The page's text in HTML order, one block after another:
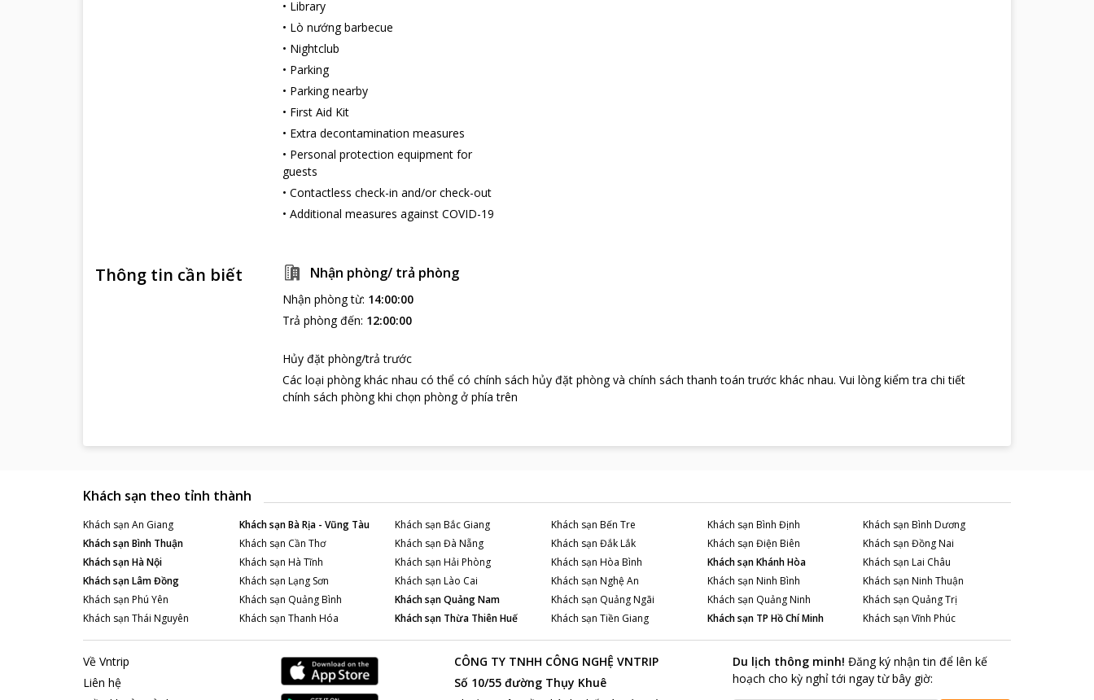
• Library
• Lò nướng barbecue
• Nightclub
• Parking
• Parking nearby
• First Aid Kit
• Extra decontamination measures
• Personal protection equipment for
guests
• Contactless check-in and/or check-out
• Additional measures against COVID-19
Thông tin cần biết Nhận phòng/ trả phòng
Nhận phòng từ: 14:00:00
Trả phòng đến: 12:00:00
Hủy đặt phòng/trả trước
Các loại phòng khác nhau có thể có chính sách hủy đặt phòng và chính sách thanh toán trước khác nhau. Vui lòng kiểm tra chi tiết
chính sách phòng khi chọn phòng ở phía trên
Khách sạn theo tỉnh thành
Khách sạn An Giang Khách sạnBà Rịa - Vũng Tàu Khách sạn Bắc Giang Khách sạn Bến Tre Khách sạn Bình Định Khách sạn Bình Dương
Khách sạnBình Thuận Khách sạn Cần Thơ Khách sạn Đà Nẵng Khách sạn Đắk Lắk Khách sạn Điện Biên Khách sạn Đồng Nai
Khách sạnHà Nội Khách sạn Hà Tĩnh Khách sạn Hải Phòng Khách sạn Hòa Bình Khách sạnKhánh Hòa Khách sạn Lai Châu
Khách sạnLâm Đồng Khách sạn Lạng Sơn Khách sạn Lào Cai Khách sạn Nghệ An Khách sạn Ninh Bình Khách sạn Ninh Thuận
Khách sạn Phú Yên Khách sạn Quảng Bình Khách sạnQuảng Nam Khách sạn Quảng Ngãi Khách sạn Quảng Ninh Khách sạn Quảng Trị
Khách sạn Thái Nguyên Khách sạn Thanh Hóa Khách sạn Thừa Thiên Huế Khách sạn Tiền Giang Khách sạn TP Hồ Chí Minh Khách sạn Vĩnh Phúc
Về Vntrip
Liên hệ
CÔNG TY TNHH CÔNG NGHỆ VNTRIP
Số 10/55 đường Thụy Khuê
Du lịch thông minh! Đăng ký nhận tin để lên kế
hoạch cho kỳ nghỉ tới ngay từ bây giờ: